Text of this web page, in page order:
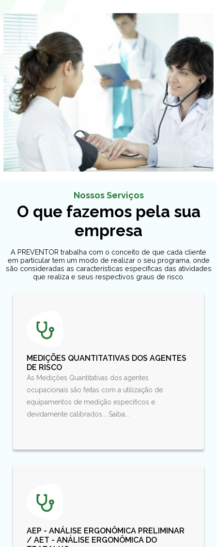
Nossos Serviços
O que fazemos pela sua
empresa
A PREVENTOR trabalha com o conceito de que cada cliente
em particular tem um modo de realizar o seu programa, onde
são consideradas as características específicas das atividades
que realiza e seus respectivos graus de risco.
MEDIÇÕES QUANTITATIVAS DOS AGENTES
DE RISCO
As Medições Quantitativas dos agentes
ocupacionais são feitas com a utilização de
equipamentos de medição específicos e
devidamente calibrados... Saiba...
AEP - ANÁLISE ERGONÔMICA PRELIMINAR
/ AET - ANÁLISE ERGONÔMICA DO